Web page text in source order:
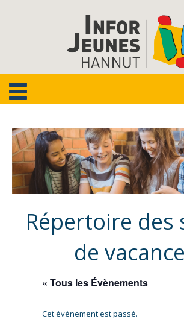
Répertoire des
de
« Tous les Évènements
Cet évènement est passé.